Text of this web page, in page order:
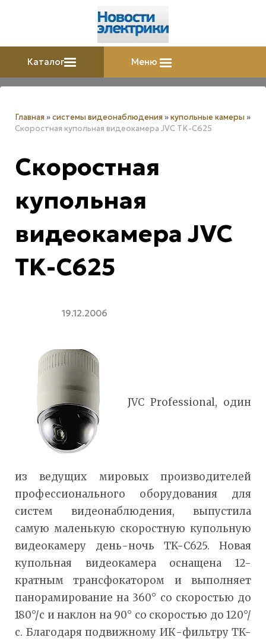
Каталог Меню
Главная »системы видеонаблюдения »купольные камеры »
Скоростная купольная видеокамера JVC TK-C625
Скоростная
купольная
видеокамера JVC
TK-C625
19.12.2006
JVC Professional, один
из ведущих мировых производителей
профессионального оборудования для
систем видеонаблюдения, выпустила
самую маленькую скоростную купольную
видеокамеру день-ночь TK-C625. Новая
купольная видеокамера оснащена 12-
кратным трансфокатором и выполняет
панорамирование на 360° со скоростью до
180°/с и наклон на 90° со скоростью до 120°/
с. Благодаря подвижному ИК-фильтру TK-